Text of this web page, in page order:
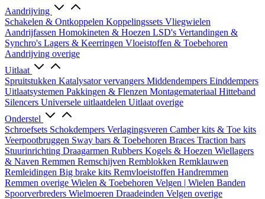
Aandrijving
Schakelen & Ontkoppelen Koppelingssets Vliegwielen
Aandrijfassen Homokineten & Hoezen LSD's Vertandingen &
Synchro's Lagers & Keerringen Vloeistoffen & Toebehoren
Aandrijving overige
Uitlaat
Spruitstukken Katalysator vervangers Middendempers Einddempers
Uitlaatsystemen Pakkingen & Flenzen Montagemateriaal Hitteband
Silencers Universele uitlaatdelen Uitlaat overige
Onderstel
Schroefsets Schokdempers Verlagingsveren Camber kits & Toe kits
Veerpootbruggen Sway bars & Toebehoren Braces Traction bars
Stuurinrichting Draagarmen Rubbers Kogels & Hoezen Wiellagers
& Naven Remmen Remschijven Remblokken Remklauwen
Remleidingen Big brake kits Remvloeistoffen Handremmen
Remmen overige Wielen & Toebehoren Velgen | Wielen Banden
Spoorverbreders Wielmoeren Draadeinden Velgen overige